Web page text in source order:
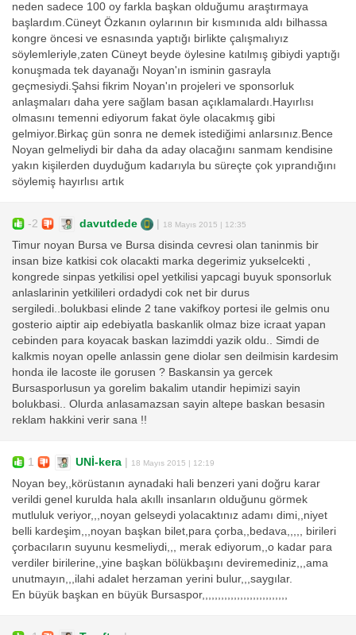
neden sadece 100 oy farkla başkan olduğumu araştırmaya
başlardım.Cüneyt Özkanın oylarının bir kısmınıda aldı bilhassa
kongre öncesi ve esnasında yaptığı birlikte çalışmalıyız
söylemleriyle,zaten Cüneyt beyde öylesine katılmış gibiydi yaptığı
konuşmada tek dayanağı Noyan'ın isminin gasrayla
geçmesiydi.Şahsi fikrim Noyan'ın projeleri ve sponsorluk
anlaşmaları daha yere sağlam basan açıklamalardı.Hayırlısı
olmasını temenni ediyorum fakat öyle olacakmış gibi
gelmiyor.Birkaç gün sonra ne demek istediğimi anlarsınız.Bence
Noyan gelmeliydi bir daha da aday olacağını sanmam kendisine
yakın kişilerden duyduğum kadarıyla bu süreçte çok yıprandığını
söylemiş hayırlısı artık
-2 davutdede 18 Mayıs 2015 | 12:35
Timur noyan Bursa ve Bursa disinda cevresi olan taninmis bir
insan bize katkisi cok olacakti marka degerimiz yukselcekti ,
kongrede sinpas yetkilisi opel yetkilisi yapcagi buyuk sponsorluk
anlaslarinin yetkilileri ordadydi cok net bir durus
sergiledi..bolukbasi elinde 2 tane vakifkoy portesi ile gelmis onu
gosterio aiptir aip edebiyatla baskanlik olmaz bize icraat yapan
cebinden para koyacak baskan lazimddi yazik oldu.. Simdi de
kalkmis noyan opelle anlassin gene diolar sen deilmisin kardesim
honda ile lacoste ile gorusen ? Baskansin ya gercek
Bursasporlusun ya gorelim bakalim utandir hepimizi sayin
bolukbasi.. Olurda anlasamazsan sayin altepe baskan besasin
reklam hakkini verir sana !!
1 UNİ-kera 18 Mayıs 2015 | 12:19
Noyan bey,,körüstanın aynadaki hali benzeri yani doğru karar
verildi genel kurulda hala akıllı insanların olduğunu görmek
mutluluk veriyor,,,noyan gelseydi yolacaktınız adamı dimi,,niyet
belli kardeşim,,,noyan başkan bilet,para çorba,,bedava,,,,, birileri
çorbacıların suyunu kesmeliydi,,, merak ediyorum,,o kadar para
verdiler birilerine,,yine başkan bölükbaşını deviremediniz,,,ama
unutmayın,,,ilahi adalet herzaman yerini bulur,,,saygılar.
En büyük başkan en büyük Bursaspor,,,,,,,,,,,,,,,,,,,,,,,,,,,